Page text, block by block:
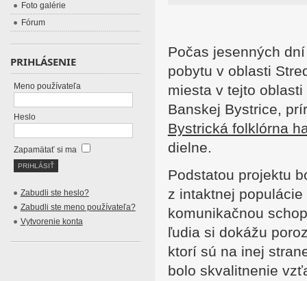
Počas jesenných
pobytu v oblasti
miesta v tejto
Banskej Bystrice,
Bystrická folklórna
dielne.
Podstatou projektu
z intaktnej
komunikačnou
ľudia si dokážu
ktorí sú na inej
bolo skvalitnenie
Foto galérie
Fórum
PRIHLÁSENIE
Meno používateľa
Heslo
Zapamätať si ma
Zabudli ste heslo?
Zabudli ste meno používateľa?
Vytvorenie konta